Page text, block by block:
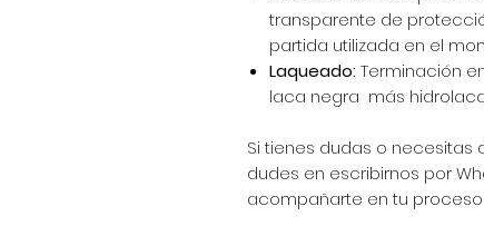
transparente de
partida utilizada en el
Laqueado:Terminación
laca negra más
Si tienes dudas o necesitas
dudes en escribirnos por
acompañarte en tu